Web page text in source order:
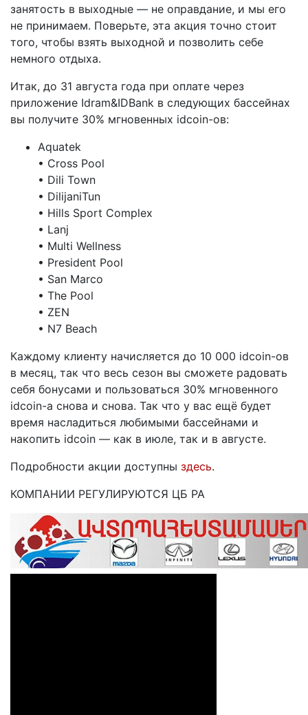
занятость в выходные — не оправдание, и мы его
не принимаем. Поверьте, эта акция точно стоит
того, чтобы взять выходной и позволить себе
немного отдыха.
Итак, до 31 августа года при оплате через
приложение Idram&IDBank в следующих бассейнах
вы получите 30% мгновенных idcoin-ов:
Aquatek
• Cross Pool
• Dili Town
• DilijaniTun
• Hills Sport Complex
• Lanj
• Multi Wellness
• President Pool
• San Marco
• The Pool
• ZEN
• N7 Beach
Каждому клиенту начисляется до 10 000 idcoin-ов
в месяц, так что весь сезон вы сможете радовать
себя бонусами и пользоваться 30% мгновенного
idcoin-а снова и снова. Так что у вас ещё будет
время насладиться любимыми бассейнами и
накопить idcoin — как в июле, так и в августе.
Подробности акции доступны здесь.
КОМПАНИИ РЕГУЛИРУЮТСЯ ЦБ РА